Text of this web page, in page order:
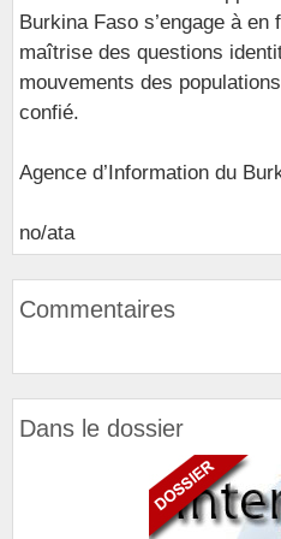
Burkina Faso s’engage à en
maîtrise des questions
mouvements des
confié.
Agence d’Information du
no/ata
Commentaires
Dans le dossier